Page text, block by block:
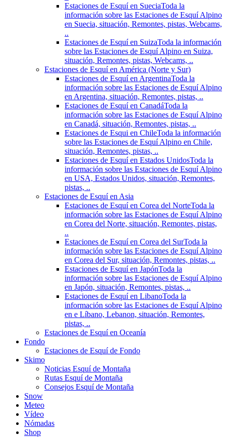
Estaciones de Esquí en SueciaToda la
información sobre las Estaciones de Esquí Alpino
en Suecia, situación, Remontes, pistas, Webcams,
..
Estaciones de Esquí en SuizaToda la información
sobre las Estaciones de Esquí Alpino en Suiza,
situación, Remontes, pistas, Webcams, ..
Estaciones de Esquí en América (Norte y Sur)
Estaciones de Esquí en ArgentinaToda la
información sobre las Estaciones de Esquí Alpino
en Argentina, situación, Remontes, pistas, ..
Estaciones de Esquí en CanadáToda la
información sobre las Estaciones de Esquí Alpino
en Canadá, situación, Remontes, pistas, ..
Estaciones de Esqui en ChileToda la información
sobre las Estaciones de Esquí Alpino en Chile,
situación, Remontes, pistas, ..
Estaciones de Esquí en Estados UnidosToda la
información sobre las Estaciones de Esquí Alpino
en USA, Estados Unidos, situación, Remontes,
pistas, ..
Estaciones de Esquí en Asia
Estaciones de Esquí en Corea del NorteToda la
información sobre las Estaciones de Esquí Alpino
en Corea del Norte, situación, Remontes, pistas,
..
Estaciones de Esquí en Corea del SurToda la
información sobre las Estaciones de Esquí Alpino
en Corea del Sur, situación, Remontes, pistas, ..
Estaciones de Esquí en JapónToda la
información sobre las Estaciones de Esquí Alpino
en Japón, situación, Remontes, pistas, ..
Estaciones de Esquí en LibanoToda la
información sobre las Estaciones de Esquí Alpino
en e Líbano, Lebanon, situación, Remontes,
pistas, ..
Estaciones de Esquí en Oceanía
Fondo
Estaciones de Esquí de Fondo
Skimo
Noticias Esquí de Montaña
Rutas Esquí de Montaña
Consejos Esquí de Montaña
Snow
Meteo
Vídeo
Nómadas
Shop